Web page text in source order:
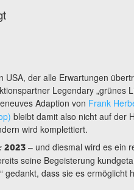
USA, der alle Erwartungen
Legendary „grünes
Adaption von Frank
bleibt damit also nicht auf der
wird komplettiert.
2023– und diesmal wird es ein
seine Begeisterung
gedankt, dass sie es ermöglicht